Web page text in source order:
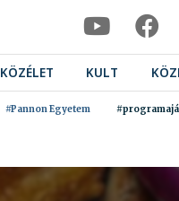
KÖZÉLET KULT
#Pannon Egyetem